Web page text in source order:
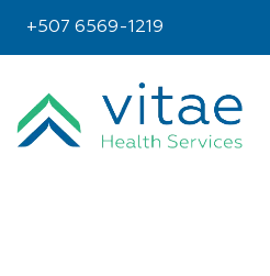
+507 6569-1219